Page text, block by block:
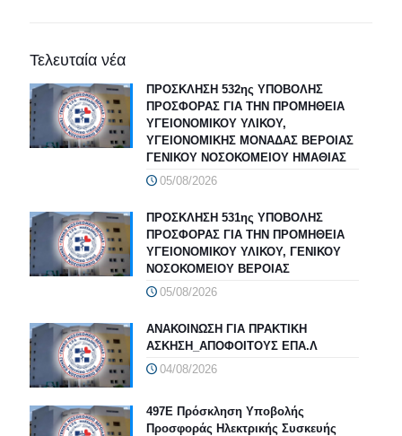
Τελευταία νέα
ΠΡΟΣΚΛΗΣΗ 532ης ΥΠΟΒΟΛΗΣ
ΠΡΟΣΦΟΡΑΣ ΓΙΑ ΤΗΝ ΠΡΟΜΗΘΕΙΑ
ΥΓΕΙΟΝΟΜΙΚΟΥ ΥΛΙΚΟΥ,
ΥΓΕΙΟΝΟΜΙΚΗΣ ΜΟΝΑΔΑΣ ΒΕΡΟΙΑΣ
ΓΕΝΙΚΟΥ ΝΟΣΟΚΟΜΕΙΟΥ ΗΜΑΘΙΑΣ
05/08/2026
ΠΡΟΣΚΛΗΣΗ 531ης ΥΠΟΒΟΛΗΣ
ΠΡΟΣΦΟΡΑΣ ΓΙΑ ΤΗΝ ΠΡΟΜΗΘΕΙΑ
ΥΓΕΙΟΝΟΜΙΚΟΥ ΥΛΙΚΟΥ, ΓΕΝΙΚΟΥ
ΝΟΣΟΚΟΜΕΙΟΥ ΒΕΡΟΙΑΣ
05/08/2026
ΑΝΑΚΟΙΝΩΣΗ ΓΙΑ ΠΡΑΚΤΙΚΗ
ΑΣΚΗΣΗ_ΑΠΟΦΟΙΤΟΥΣ ΕΠΑ.Λ
04/08/2026
497Ε Πρόσκληση Υποβολής
Προσφοράς Ηλεκτρικής Συσκευής